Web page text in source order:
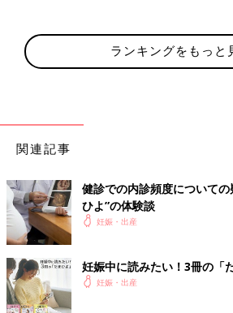
ランキングをもっと
関連記事
健診での内診頻度についての
ひよ”の体験談
妊娠・出産
妊娠中に読みたい！3冊の「
妊娠・出産